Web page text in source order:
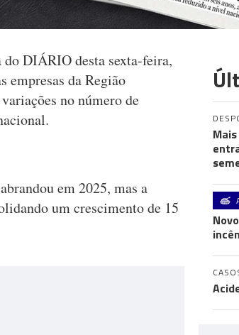
DIÁRIO desta sexta-feira,
empresas da Região
no número de
em 2025, mas a
um crescimento de 15